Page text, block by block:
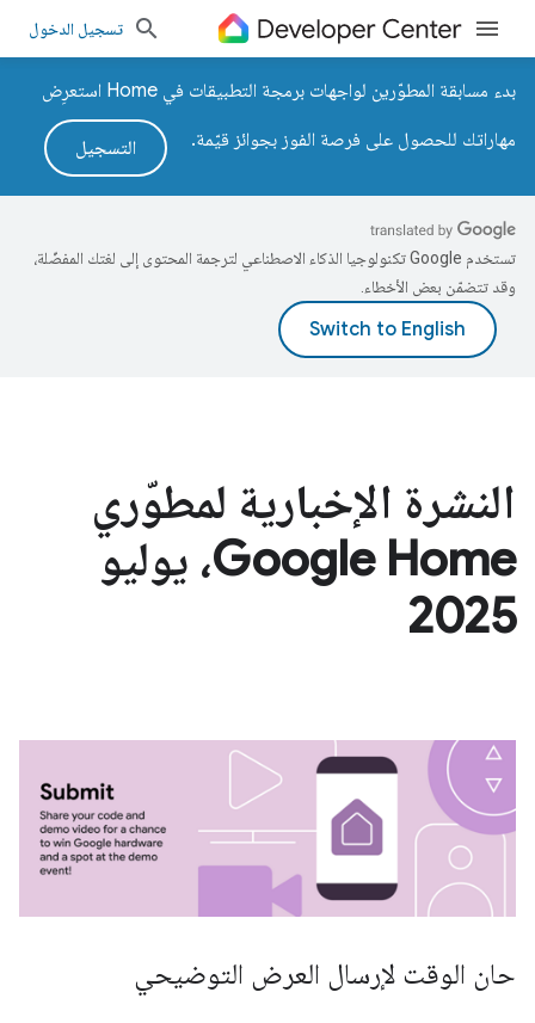
تسجيل الدخول
بدء مسابقة المطوّرين لواجهات برمجة التطبيقات في Home استعرِض
مهاراتك للحصول على فرصة الفوز بجوائز قيّمة. التسجيل
تستخدم Google تكنولوجيا الذكاء الاصطناعي لترجمة المحتوى إلى لغتك المفضّلة،
وقد تتضمّن بعض الأخطاء.
النشرة الإخبارية لمطوّري
Google Home، يوليو
2025
حان الوقت لإرسال العرض التوضيحي